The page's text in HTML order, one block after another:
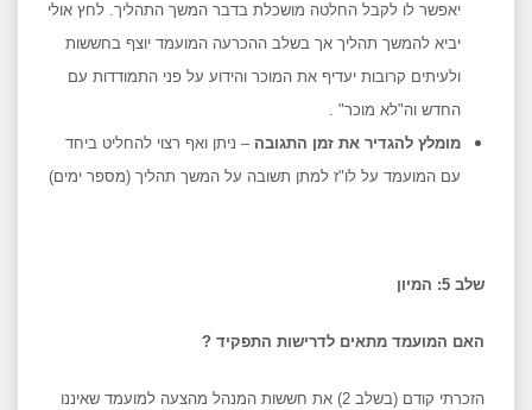
יאפשר לו לקבל החלטה מושכלת בדבר המשך התהליך. לחץ אולי
יביא להמשך תהליך אך בשלב ההכרעה המועמד יוצף בחששות
ולעיתים קרובות יעדיף את המוכר והידוע על פני התמודדות עם
החדש וה"לא מוכר" .
מומלץ להגדיר את זמן התגובה – ניתן ואף רצוי להחליט ביחד
עם המועמד על לו"ז למתן תשובה על המשך תהליך (מספר ימים)
שלב 5: המיון
האם המועמד מתאים לדרישות התפקיד ?
הזכרתי קודם (בשלב 2) את חששות המנהל מהצעה למועמד שאיננו